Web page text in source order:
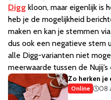
Digg kloon, maar eigenlijk is
heb je de mogelijkheid
maken en kan je stemmen
dus ook een negatieve stem
alle Digg-varianten niet
meerwaarde tussen de Nujij’s
Zo herken je
Online 08